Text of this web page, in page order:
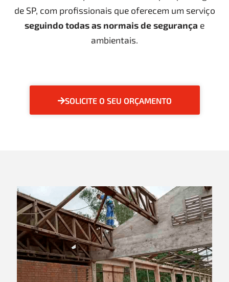
de SP, com profissionais que oferecem um serviço
seguindo todas as normais de segurança e
ambientais.
SOLICITE O SEU ORÇAMENTO